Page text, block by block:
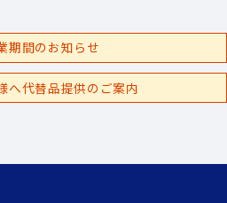
期間のお知らせ
へ代替品提供のご案内